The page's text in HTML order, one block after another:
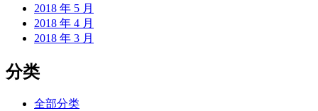
2018 年 5 月
2018 年 4 月
2018 年 3 月
分类
全部分类